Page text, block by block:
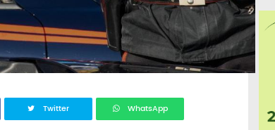
Twitter WhatsApp